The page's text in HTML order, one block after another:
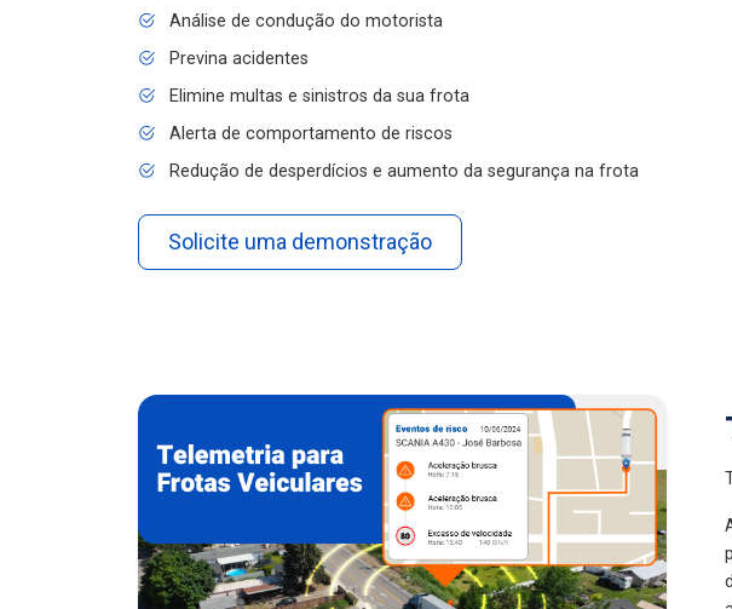
Análise de condução do motorista
Previna acidentes
Elimine multas e sinistros da sua frota
Alerta de comportamento de riscos
Redução de desperdícios e aumento da segurança na frota
Solicite uma demonstração